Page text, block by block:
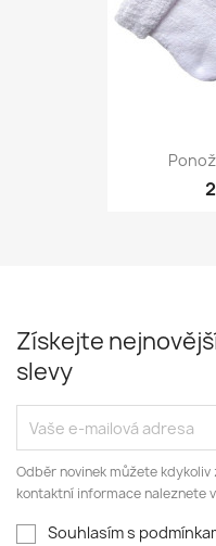
Získejte
slevy
Odběr novinek můžete
kontaktní informace naleznete
Souhlasím s